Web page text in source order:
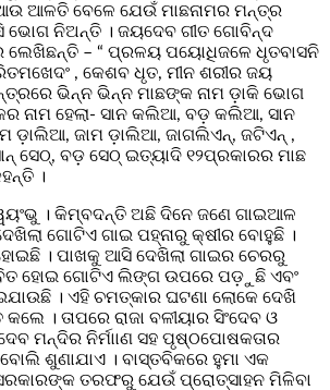
ଆଳତି ବେଳେ ଯେଉଁ ମାଛନାମର ମନ୍ତ୍ର
ଭୋଗ ନିଅନ୍ତି । ଜୟଦେବ ଗୀତ ଗୋବିନ୍ଦ
ଲେଖିଛନ୍ତି – “ ପ୍ରଳୟ ପୟୋଧିଜଳେ ଧୃତବାସନି
, କେଶବ ଧୃତ, ମୀନ ଶରୀର ଜୟ
ଭିନ୍ନ ଭିନ୍ନ ମାଛଙ୍କ ନାମ ଡ଼ାକି ଭୋଗ
ନାମ ହେଲା- ସାନ କଲିଆ, ବଡ଼ କଲିଆ, ସାନ
ଡ଼ାଲିଆ, ଜାମ ଡ଼ାଲିଆ, ଜାଗଲିଏନ୍, ଜଟିଏନ୍ ,
ସେଠ୍, ବଡ଼ ସେଠ୍ ଇତ୍ୟାଦି ୧୨ପ୍ରକାରର ମାଛ
।
। କିମ୍ବଦନ୍ତି ଅଛି ଦିନେ ଜଣେ ଗାଇଆଳ
ଗୋଟିଏ ଗାଇ ପହ୍ନାରୁ କ୍ଷୀର ବୋହୁଛି ।
। ପାଖକୁ ଆସି ଦେଖିଲା ଗାଇର ଚେରରୁ
ହୋଇ ଗୋଟିଏ ଲିଙ୍ଗ ଉପରେ ପଡ଼ୁଛି ଏବଂ
। ଏହି ଚମତ୍କାର ଘଟଣା ଲୋକେ ଦେଖି
। ତାପରେ ରାଜା ବଳୀୟାର ସିଂଦେବ ଓ
ଦେବ ମନ୍ଦିର ନିର୍ମାାଣ ସହ ପୃଷ୍ଠପୋଷକତାର
ଶୁଣାଯାଏ । ବାସ୍ତବିକରେ ହୁମା ଏକ
ସରକାରଙ୍କ ତରଫରୁ ଯେଉଁ ପ୍ରୋତ୍ସାହନ ମିଳିବା